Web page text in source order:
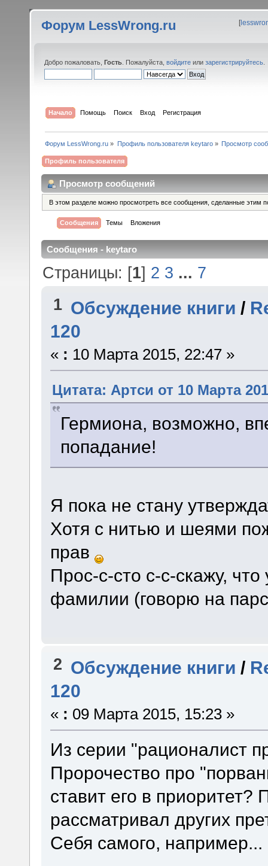
Форум LessWrong.ru [
Добро пожаловать, Гость . Пожалуйста, войдите или зарегистрируйтесь
Начало Помощь Поиск Вход Регистрация
Форум LessWrong.ru » Профиль пользователя keytaro» Просмотр
Профиль пользователя
Просмотр сообщений
В этом разделе можно просмотреть все сообщения, сделанные этим
Сообщения Темы Вложения
Сообщения - keytaro
Страницы: [1] 2 3 ... 7
1 Обсуждение книги /
120
« : 10 Марта 2015, 22:47 »
Цитата: Артси от 10 Марта
Гермиона, возможно,
попадание!
Я пока не стану
Хотя с нитью и шеями
прав
Прос-с-сто с-с-скажу,
фамилии (говорю на
2 Обсуждение книги /
120
« : 09 Марта 2015, 15:23 »
Из серии "рационалист
Пророчество про
ставит его в
рассматривал других
Себя самого,